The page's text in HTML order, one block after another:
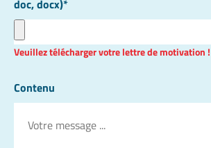
doc, docx)*
Veuillez télécharger votre lettre de motivation !
Contenu